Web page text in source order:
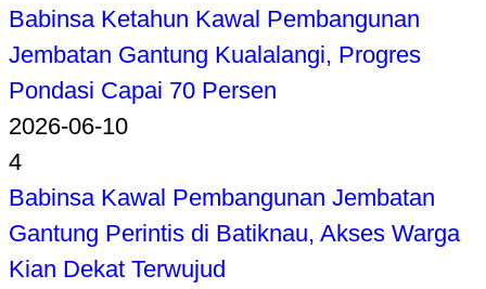
Babinsa Ketahun Kawal Pembangunan
Jembatan Gantung Kualalangi, Progres
Pondasi Capai 70 Persen
2026-06-10
4
Babinsa Kawal Pembangunan Jembatan
Gantung Perintis di Batiknau, Akses Warga
Kian Dekat Terwujud